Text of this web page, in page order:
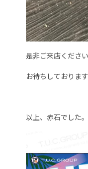
是非ご来店ください
お待ちしております
以上、赤石でした。